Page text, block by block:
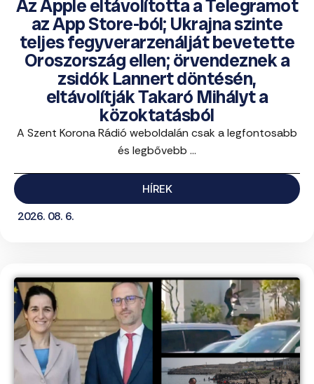
Az Apple eltávolította a Telegramot
az App Store-ból; Ukrajna szinte
teljes fegyverarzenálját bevetette
Oroszország ellen; örvendeznek a
zsidók Lannert döntésén,
eltávolítják Takaró Mihályt a
közoktatásból
A Szent Korona Rádió weboldalán csak a legfontosabb
és legbővebb ...
HÍREK
2026. 08. 6.